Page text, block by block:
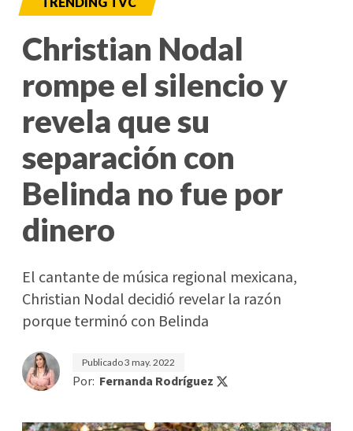
Christian Nodal
rompe el silencio y
revela que su
separación con
Belinda no fue por
dinero
El cantante de música regional mexicana,
Christian Nodal decidió revelar la razón
porque terminó con Belinda
Publicado3 may. 2022
Por: Fernanda Rodríguez